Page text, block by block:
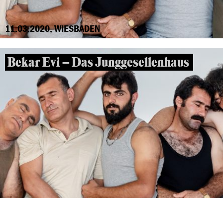
11.03.2020, WIESBADEN
Bekar Evi – Das Junggesellenhaus